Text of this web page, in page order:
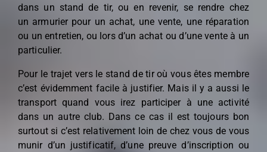
dans un stand de tir, ou en revenir, se rendre chez
un armurier pour un achat, une vente, une réparation
ou un entretien, ou lors d’un achat ou d’une vente à un
particulier.
Pour le trajet vers le stand de tir où vous êtes membre
c’est évidemment facile à justifier. Mais il y a aussi le
transport quand vous irez participer à une activité
dans un autre club. Dans ce cas il est toujours bon
surtout si c’est relativement loin de chez vous de vous
munir d’un justificatif, d’une preuve d’inscription ou